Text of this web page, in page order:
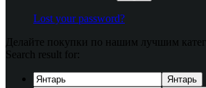
Lost your password?
Делайте покупки по нашим лучшим
Search result for:
Янтарь